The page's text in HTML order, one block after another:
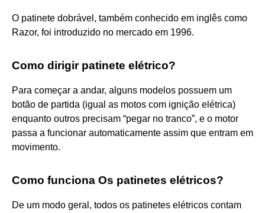
O patinete dobrável, também conhecido em inglês como
Razor, foi introduzido no mercado em 1996.
Como dirigir patinete elétrico?
Para começar a andar, alguns modelos possuem um
botão de partida (igual as motos com ignição elétrica)
enquanto outros precisam “pegar no tranco”, e o motor
passa a funcionar automaticamente assim que entram em
movimento.
Como funciona Os patinetes elétricos?
De um modo geral, todos os patinetes elétricos contam